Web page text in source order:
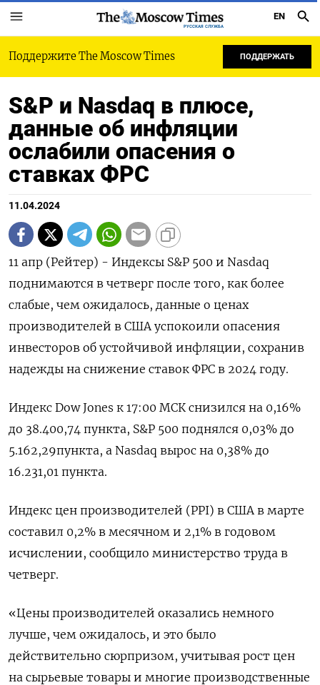
РУССКАЯ СЛУЖБА
EN
Поддержите The Moscow Times ПОДДЕРЖАТЬ
S&P и Nasdaq в плюсе,
данные об инфляции
ослабили опасения о
ставках ФРС
11.04.2024
11 апр (Рейтер) - Индексы S&P 500 и Nasdaq
поднимаются в четверг после того, как более
слабые, чем ожидалось, данные о ценах
производителей в США успокоили опасения
инвесторов об устойчивой инфляции, сохранив
надежды на снижение ставок ФРС в 2024 году.
Индекс Dow Jones к 17:00 МСК снизился на 0,16%
до 38.400,74 пункта, S&P 500 поднялся 0,03% до
5.162,29​ пункта, а Nasdaq вырос на 0,38% до
16.231,01 пункта.
Индекс цен производителей (PPI) в США в марте
составил 0,2% в месячном и 2,1% в годовом
исчислении, сообщило министерство труда в
четверг.
«Цены производителей оказались немного
лучше, чем ожидалось, и это было
действительно сюрпризом, учитывая рост цен
на сырьевые товары и многие производственные